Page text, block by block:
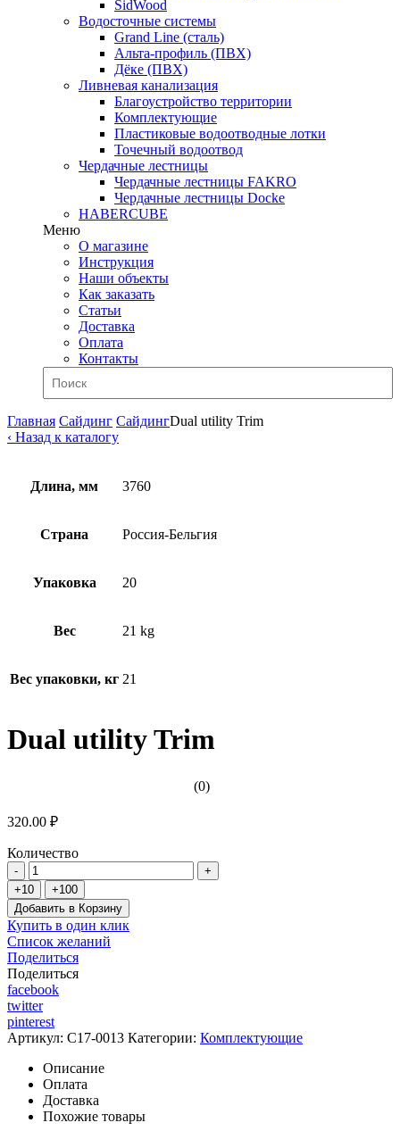
SidWood
Водосточные системы
Grand Line (сталь)
Альта-профиль (ПВХ)
Дёке (ПВХ)
Ливневая канализация
Благоустройство территории
Комплектующие
Пластиковые водоотводные лотки
Точечный водоотвод
Чердачные лестницы
Чердачные лестницы FAKRO
Чердачные лестницы Docke
HABERCUBE
Меню
О магазине
Инструкция
Наши объекты
Как заказать
Статьи
Доставка
Оплата
Контакты
Главная Сайдинг СайдингDual utility Trim
‹ Назад к каталогу
Длина, мм 3760
Страна Россия-Бельгия
Упаковка 20
Вес 21 kg
Вес упаковки, кг 21
Dual utility Trim
(0)
320.00 ₽
Количество
Добавить в Корзину
Купить в один клик
Список желаний
Поделиться
Поделиться
facebook
twitter
pinterest
Артикул: C17-0013 Категории: Комплектующие
Описание
Оплата
Доставка
Похожие товары